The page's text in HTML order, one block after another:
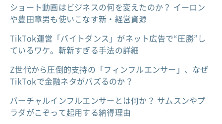
ショート動画はビジネスの何を変えたのか？ イーロン
や豊田章男も使いこなす新・経営資源
TikTok運営「バイトダンス」がネット広告で“圧勝”し
ているワケ。斬新すぎる手法の詳細
Z世代から圧倒的支持の「フィンフルエンサー」、なぜ
TikTokで金融ネタがバズるのか？
バーチャルインフルエンサーとは何か？ サムスンやプ
ラダがこぞって起用する納得理由